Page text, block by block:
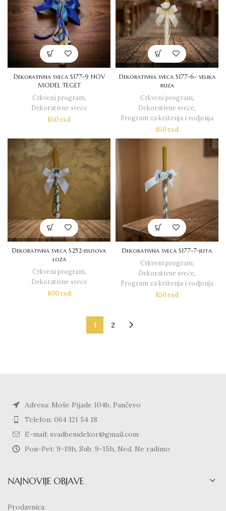
Dekorativna sveca S177-9 NOV
MODEL TEGET
Crkveni program,
Dekorativne sveće
850rsd
Dekorativna sveca S177-6- velika
ruza
Crkveni program,
Dekorativne sveće,
Program za krštenja i rodjenja
850rsd
Dekorativna sveca S252-isusova
loza
Crkveni program,
Dekorativne sveće
800rsd
Dekorativna sveca S177-7-juta
Crkveni program,
Dekorativne sveće,
Program za krštenja i rodjenja
850rsd
1 2
Adresa: Moše Pijade 104b, Pančevo
Telefon: 064 121 54 18
E-mail: svadbenidekor@gmail.com
Pon-Pet: 9-19h, Sub. 9-15h, Ned. Ne radimo
NAJNOVIJE OBJAVE
Prodavnica